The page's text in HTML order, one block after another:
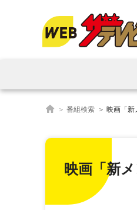
番組検索 映画「新
映画「新